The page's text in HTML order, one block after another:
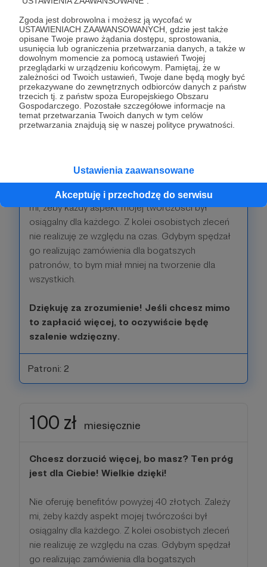
Zgoda jest dobrowolna i możesz ją wycofać w
USTAWIENIACH ZAAWANSOWANYCH, gdzie jest także
opisane Twoje prawo żądania dostępu, sprostowania,
usunięcia lub ograniczenia przetwarzania danych, a także w
dowolnym momencie za pomocą ustawień Twojej
przeglądarki w urządzeniu końcowym. Pamiętaj, że w
zależności od Twoich ustawień, Twoje dane będą mogły być
przekazywane do zewnętrznych odbiorców danych z państw
trzecich tj. z państw spoza Europejskiego Obszaru
Gospodarczego. Pozostałe szczegółowe informacje na
temat przetwarzania Twoich danych w tym celów
przetwarzania znajdują się w naszej polityce prywatności.
Ustawienia zaawansowane
Akceptuję i przechodzę do serwisu
przyjść na czat i poprosić podczas strimka)
Patroni: 29
60 zł miesięcznie
Ten próg jest dla Ciebie! Wielkie dzięki!
Nie oferuję benefitów powyżej 40 złotych. Zależy
mi, żeby każdy aspekt mojej twórczości był
osiągalny dla każdego. Z kolei osobistych zleceń
nie realizuję ze względu na czas. Gdybym spędzał
go realizując zamówienia dla bogatszych
patronów, to bym miał mniej na tworzenie dla
wszystkich.
Dziękuję za zrozumienie! Jeśli chcesz mimo
to zapłacić więcej, to oczywiście będę
szalenie wdzięczny.
Patroni: 2
100 zł miesięcznie
Chcesz dorzucić więcej, bo masz? Ten próg
jest dla Ciebie! Wielkie dzięki!
Nie oferuję benefitów powyżej 40 złotych. Zależy
mi, żeby każdy aspekt mojej twórczości był
osiągalny dla każdego. Z kolei osobistych zleceń
nie realizuję ze względu na czas. Gdybym spędzał
go realizując zamówienia dla bogatszych